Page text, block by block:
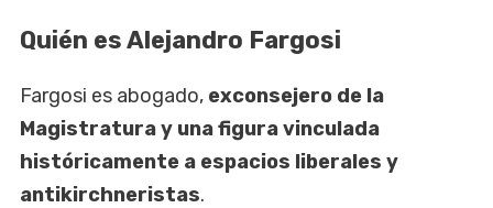
Quién es Alejandro Fargosi
Fargosi es abogado, exconsejero de la
Magistratura y una figura vinculada
históricamente a espacios liberales y
antikirchneristas.